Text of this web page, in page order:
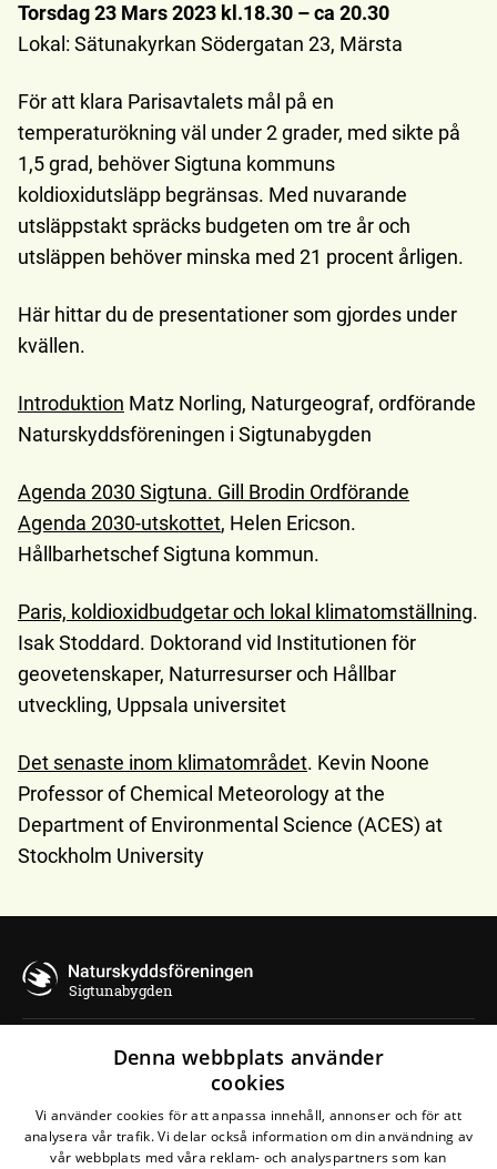
Torsdag 23 Mars 2023 kl.18.30 – ca 20.30
Lokal: Sätunakyrkan Södergatan 23, Märsta
För att klara Parisavtalets mål på en
temperaturökning väl under 2 grader, med sikte på
1,5 grad, behöver Sigtuna kommuns
koldioxidutsläpp begränsas. Med nuvarande
utsläppstakt spräcks budgeten om tre år och
utsläppen behöver minska med 21 procent årligen.
Här hittar du de presentationer som gjordes under
kvällen.
Introduktion Matz Norling, Naturgeograf, ordförande
Naturskyddsföreningen i Sigtunabygden
Agenda 2030 Sigtuna. Gill Brodin Ordförande
Agenda 2030-utskottet, Helen Ericson.
Hållbarhetschef Sigtuna kommun.
Paris, koldioxidbudgetar och lokal klimatomställning.
Isak Stoddard. Doktorand vid Institutionen för
geovetenskaper, Naturresurser och Hållbar
utveckling, Uppsala universitet
Det senaste inom klimatområdet. Kevin Noone
Professor of Chemical Meteorology at the
Department of Environmental Science (ACES) at
Stockholm University
Sigtunabygden
Kontakta oss
Naturskyddsföreningen i Sigtuna
Fasanvägen 6
Denna webbplats använder
cookies
Vi använder cookies för att anpassa innehåll, annonser och för att
analysera vår trafik. Vi delar också information om din användning av
vår webbplats med våra reklam- och analyspartners som kan